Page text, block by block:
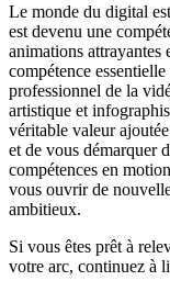
Le monde du digital
est devenu une
animations
compétence
professionnel de la
artistique et
véritable valeur
et de vous démarquer
compétences en
vous ouvrir de
ambitieux.
Si vous êtes prêt à
votre arc, continuez à